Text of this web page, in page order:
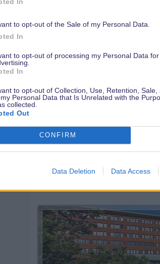
to opt-out of the Sale of my Personal Data.
In
to opt-out of processing my Personal Data for
In
to opt-out of Collection, Use, Retention, Sale,
Personal Data that Is Unrelated with the
collected.
Out
CONFIRM
Data Deletion Data Access
Letztes Jahr im November hatten
die Teetassen - geöffnet. Die
Claus Village im Frontierland ist
man wieder zuhause ist auch Post
Dazu die zauberhafte
Weihnachtsmusik überall, die
Die Wartezeiten sind nur hoch
moderat.
Eine heiße Schokolade auf der
schön.:santa::santa::santa: